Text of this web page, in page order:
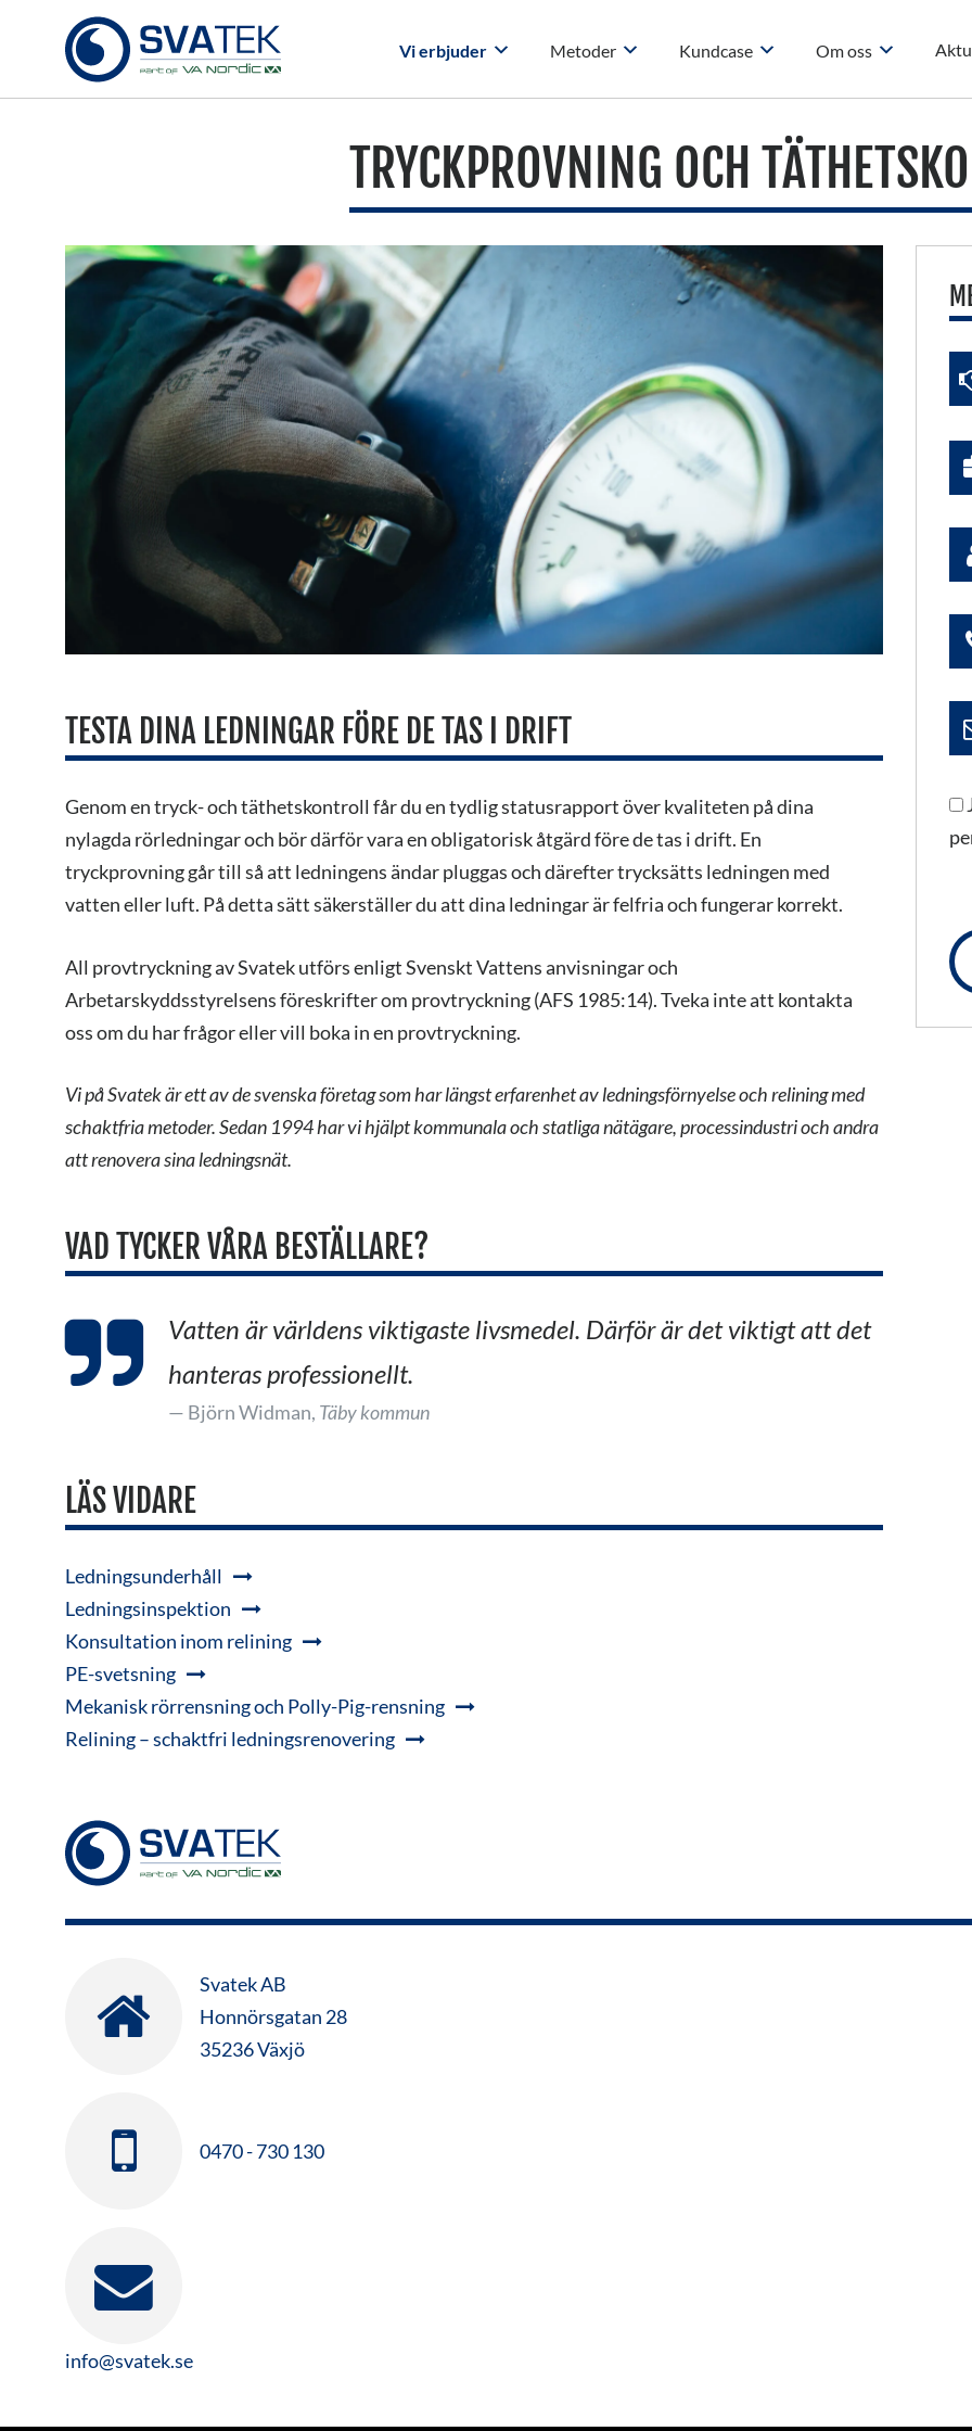
Vi erbjuder Metoder Kundcase Om oss
TRYCKPROVNING OCH
TESTA DINA LEDNINGAR FÖRE DE TAS I DRIFT
Genom en tryck- och täthetskontroll får du en tydlig statusrapport över kvaliteten på dina
nylagda rörledningar och bör därför vara en obligatorisk åtgärd före de tas i drift. En
tryckprovning går till så att ledningens ändar pluggas och därefter trycksätts ledningen med
vatten eller luft. På detta sätt säkerställer du att dina ledningar är felfria och fungerar korrekt.
All provtryckning av Svatek utförs enligt Svenskt Vattens anvisningar och
Arbetarskyddsstyrelsens föreskrifter om provtryckning (AFS 1985:14). Tveka inte att kontakta
oss om du har frågor eller vill boka in en provtryckning.
Vi på Svatek är ett av de svenska företag som har längst erfarenhet av ledningsförnyelse och relining med
schaktfria metoder. Sedan 1994 har vi hjälpt kommunala och statliga nätägare, processindustri och andra
att renovera sina ledningsnät.
VAD TYCKER VÅRA BESTÄLLARE?
Vatten är världens viktigaste livsmedel. Därför är det viktigt att det
hanteras professionellt.
Björn Widman, Täby kommun
LÄS VIDARE
Ledningsunderhåll
Ledningsinspektion
Konsultation inom relining
PE-svetsning
Mekanisk rörrensning och Polly-Pig-rensning
Relining – schaktfri ledningsrenovering
Svatek AB
Honnörsgatan 28
35236 Växjö
0470 - 730 130
info@svatek.se